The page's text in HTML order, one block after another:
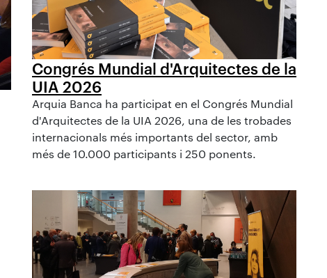
Congrés Mundial d'Arquitectes de la
UIA 2026
Arquia Banca ha participat en el Congrés Mundial
d'Arquitectes de la UIA 2026, una de les trobades
internacionals més importants del sector, amb
més de 10.000 participants i 250 ponents.